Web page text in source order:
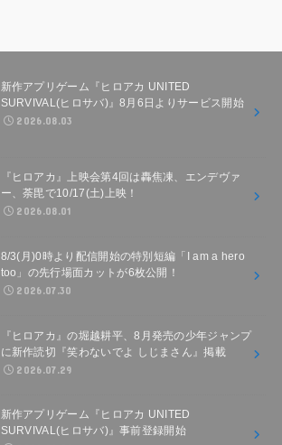
新作アプリゲーム『ヒロアカ UNITED
SURVIVAL(ヒロサバ)』8月6日よりサービス開始
2026.08.03
『ヒロアカ』上映会第4回は轟焦凍、エンデヴァ
ー、荼毘で10/17(土)上映！
2026.08.01
8/3(月)0時より配信開始の特別短編「I am a hero
too」の先行場面カットが6枚公開！
2026.07.30
『ヒロアカ』の堀越耕平、8月発売の少年ジャンプ
に新作読切『笑わないでよ しじまさん』掲載
2026.07.29
新作アプリゲーム『ヒロアカ UNITED
SURVIVAL(ヒロサバ)』事前登録開始